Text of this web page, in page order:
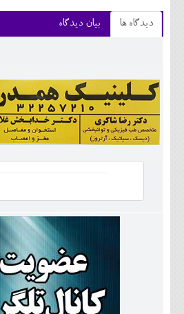
دیدگاه ها بیان دیدگاه